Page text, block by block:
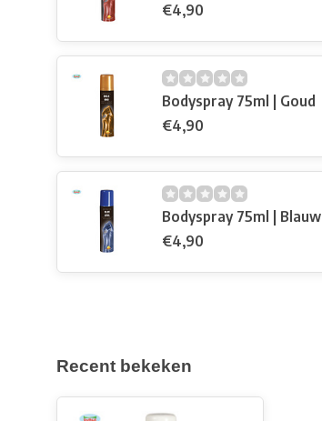
€4,90
Bodyspray 75ml | Goud
€4,90
Bodyspray 75ml | Blauw
€4,90
Recent bekeken